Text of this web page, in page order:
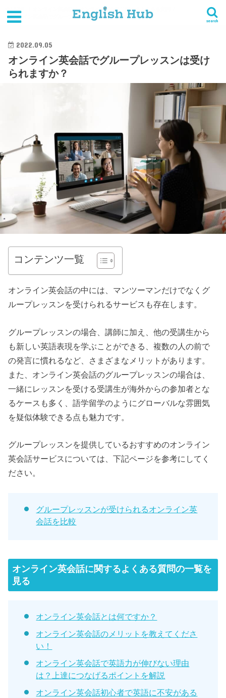
search
オンライン英会話
オンライン英会話に関するよくある質問
オンライン英会話でグループレッスンは受けられますか？
2022.09.05
オンライン英会話でグループレッスンは受け
られますか？
コンテンツ一覧
オンライン英会話の中には、マンツーマンだけでなくグ
ループレッスンを受けられるサービスも存在します。
グループレッスンの場合、講師に加え、他の受講生から
も新しい英語表現を学ぶことができる、複数の人の前で
の発言に慣れるなど、さまざまなメリットがあります。
また、オンライン英会話のグループレッスンの場合は、
一緒にレッスンを受ける受講生が海外からの参加者とな
るケースも多く、語学留学のようにグローバルな雰囲気
を疑似体験できる点も魅力です。
グループレッスンを提供しているおすすめのオンライン
英会話サービスについては、下記ページを参考にしてく
ださい。
グループレッスンが受けられるオンライン英
会話を比較
オンライン英会話に関するよくある質問の一覧を
見る
オンライン英会話とは何ですか？
オンライン英会話のメリットを教えてくださ
い！
オンライン英会話で英語力が伸びない理由
は？上達につなげるポイントを解説
オンライン英会話初心者で英語に不安がある